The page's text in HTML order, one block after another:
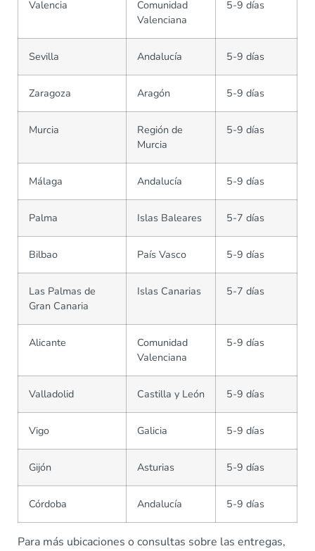
Valencia
Comunidad
Valenciana
5-9 días
Sevilla Andalucía 5-9 días
Zaragoza Aragón 5-9 días
Murcia
Región de
Murcia
5-9 días
Málaga Andalucía 5-9 días
Palma Islas Baleares 5-7 días
Bilbao País Vasco 5-9 días
Las Palmas de
Gran Canaria
Islas Canarias 5-7 días
Alicante
Comunidad
Valenciana
5-9 días
Valladolid Castilla y León 5-9 días
Vigo Galicia 5-9 días
Gijón Asturias 5-9 días
Córdoba Andalucía 5-9 días
Para más ubicaciones o consultas sobre las entregas,